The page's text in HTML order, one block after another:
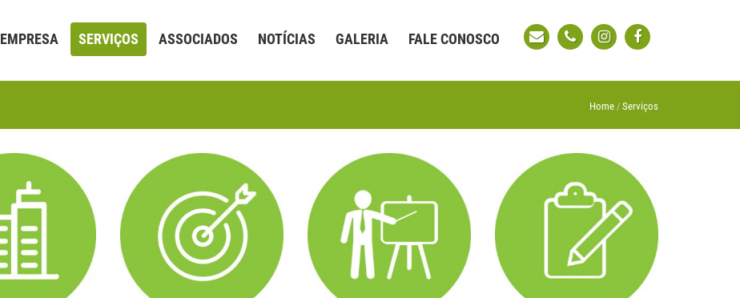
EMPRESA SERVIÇOS ASSOCIADOS NOTÍCIAS GALERIA FALE CONOSCO
Home Serviços